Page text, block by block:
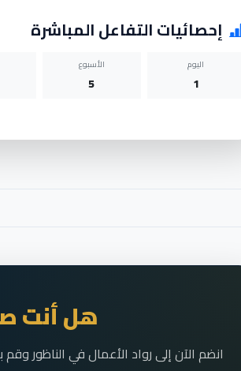
إحصائيات التفاعل المباشرة
اليوم
1
الأسبوع
5
هل أنت